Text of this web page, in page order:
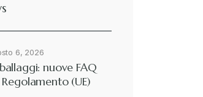
6, 2026
nuove FAQ
Regolamento (UE)